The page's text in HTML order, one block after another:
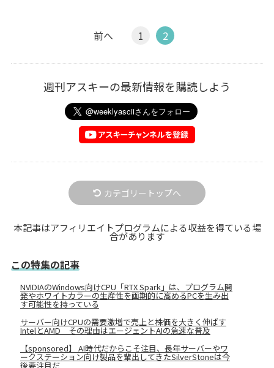
前へ 1 2
週刊アスキーの最新情報を購読しよう
カテゴリートップへ
本記事はアフィリエイトプログラムによる収益を得ている場
合があります
この特集の記事
NVIDIAのWindows向けCPU「RTX Spark」は、プログラム開
発やホワイトカラーの生産性を画期的に高めるPCを生み出
す可能性を持っている
サーバー向けCPUの需要激増で売上と株価を大きく伸ばす
IntelとAMD その理由はエージェントAIの急速な普及
【sponsored】 AI時代だからこそ注目、長年サーバーやワ
ークステーション向け製品を輩出してきたSilverStoneは今
後要注目だ